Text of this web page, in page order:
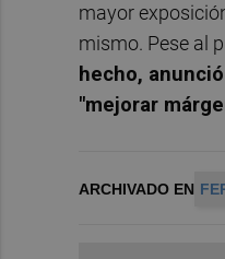
mayor
mismo. Pese al
hecho,
"mejorar
ARCHIVADO EN